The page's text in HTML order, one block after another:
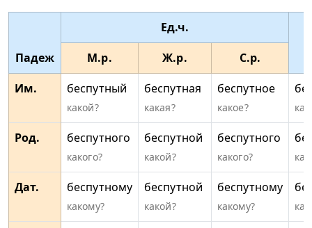
Падеж
Ед.ч.
М.р.
Ж.р.
С.р.
Им.
беспутный
какой?
беспутная
какая?
беспутное
какое?
Род. беспутного
какого?
беспутной
какой?
беспутного
какого?
Дат. беспутному
какому?
беспутной
какой?
беспутному
какому?